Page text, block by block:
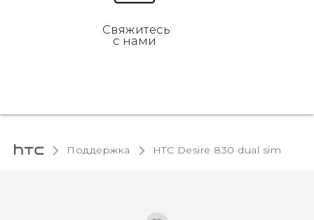
Свяжитесь
с нами
Поддержка HTC Desire 830 dual sim‎